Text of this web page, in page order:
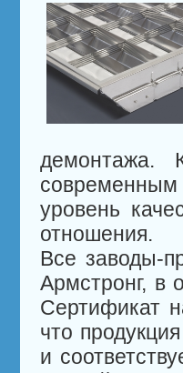
демонтажа.
современным
уровень
отношения.
Все заводы-
Армстронг, в
Сертификат
что
и